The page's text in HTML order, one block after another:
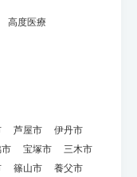
高度医療
芦屋市
伊丹市
宝塚市
三木市
篠山市 養父市